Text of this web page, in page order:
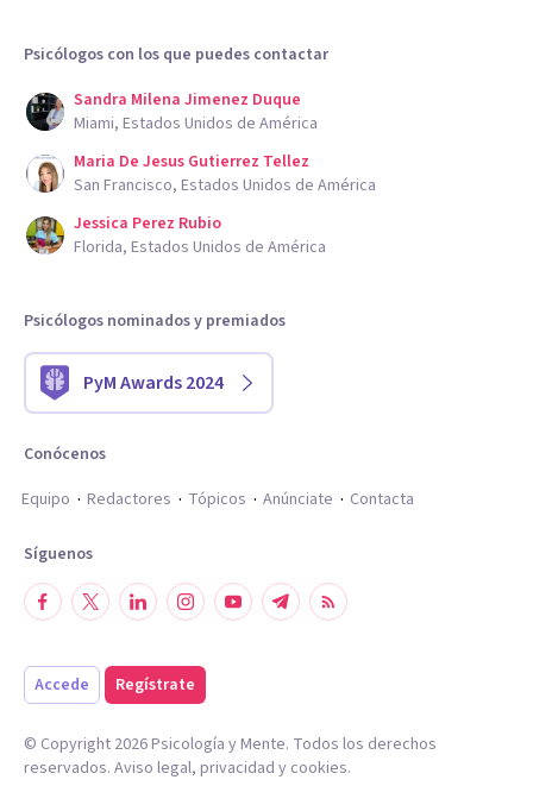
Psicólogos con los que puedes contactar
Sandra Milena Jimenez Duque
Miami, Estados Unidos de América
Maria De Jesus Gutierrez Tellez
San Francisco, Estados Unidos de América
Jessica Perez Rubio
Florida, Estados Unidos de América
Psicólogos nominados y premiados
PyM Awards 2024
Conócenos
Equipo
Redactores Tópicos Anúnciate Contacta
Síguenos
Accede Regístrate
© Copyright 2026Psicología y Mente. Todos los derechos
reservados. Aviso legal, privacidad y cookies.